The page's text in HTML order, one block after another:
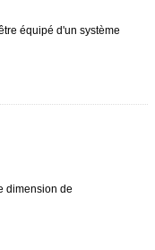
équipé d'un système
dimension de